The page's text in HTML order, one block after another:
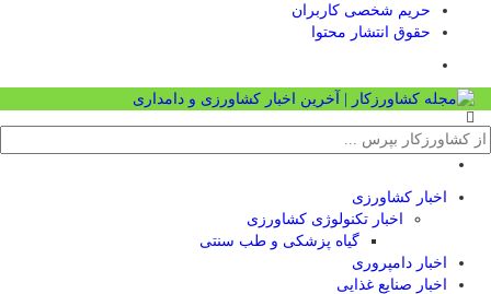
حریم شخصی کاربران
حقوق انتشار محتوا
اخبار کشاورزی
اخبار تکنولوژی کشاورزی
گیاه پزشکی و طب سنتی
اخبار دامپروری
اخبار صنایع غذایی